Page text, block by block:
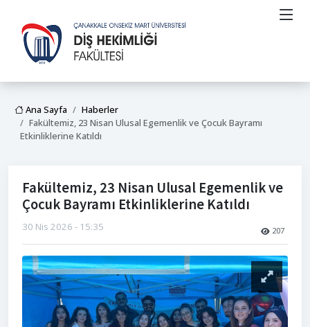
Ana Sayfa
Haberler
Fakültemiz, 23 Nisan Ulusal Egemenlik ve Çocuk Bayramı
Etkinliklerine Katıldı
Fakültemiz, 23 Nisan Ulusal Egemenlik ve
Çocuk Bayramı Etkinliklerine Katıldı
30 Nis 2026 - 15:35 207